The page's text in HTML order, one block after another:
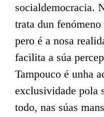
socialdemocracia.
trata dun
pero é a nosa
facilita a súa
Tampouco é unha
exclusividade pola
todo, nas súas